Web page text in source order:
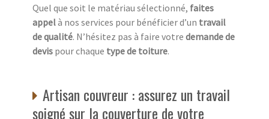
Quel que soit le matériau sélectionné, faites
appelà nos services pour bénéficier d’un travail
de qualité. N’hésitez pas à faire votre demande de
devis pour chaque type de toiture.
Artisan couvreur : assurez un travail
soigné sur la couverture de votre